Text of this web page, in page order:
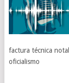
factura técnica
oficialismo